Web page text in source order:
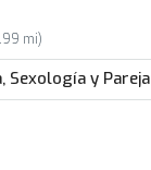
mi)
Sexología y Pareja